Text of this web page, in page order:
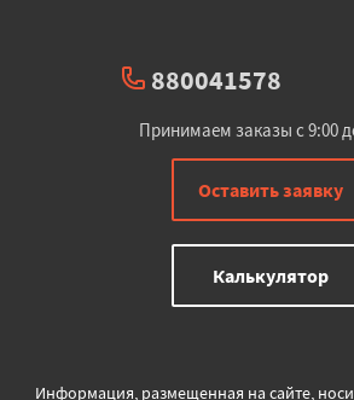
880041578
Принимаем заказы с 9:00
Оставить заявку
Калькулятор
Информация, размещенная на сайте,